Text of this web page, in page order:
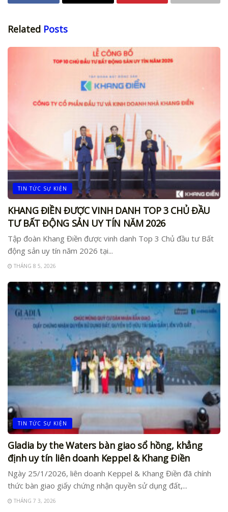
Related Posts
TIN TỨC SỰ KIỆN
KHANG ĐIỀN ĐƯỢC VINH DANH TOP 3 CHỦ ĐẦU
TƯ BẤT ĐỘNG SẢN UY TÍN NĂM 2026
Tập đoàn Khang Điền được vinh danh Top 3 Chủ đầu tư Bất
động sản uy tín năm 2026 tại...
THÁNG 8 5, 2026
TIN TỨC SỰ KIỆN
Gladia by the Waters bàn giao sổ hồng, khẳng
định uy tín liên doanh Keppel & Khang Điền
Ngày 25/1/2026, liên doanh Keppel & Khang Điền đã chính
thức bàn giao giấy chứng nhận quyền sử dụng đất,...
THÁNG 7 3, 2026